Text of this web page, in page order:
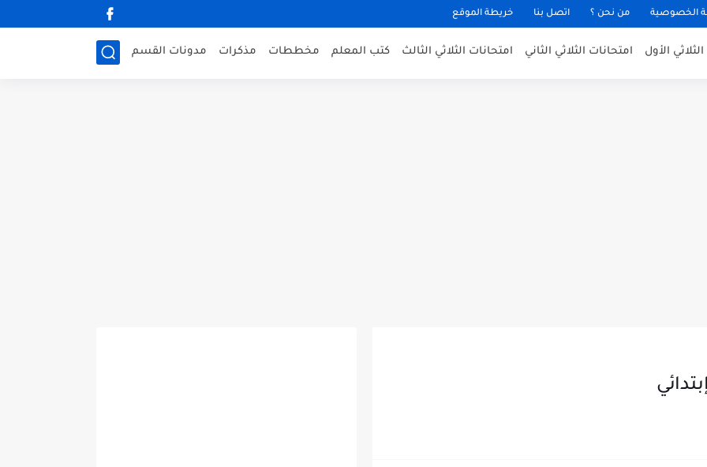
الخصوصية من نحن ؟ اتصل بنا خريطة الموقع
الأول امتحانات الثلاثي الثاني امتحانات الثلاثي الثالث كتب المعلم مخططات مذكرات مدونات القسم